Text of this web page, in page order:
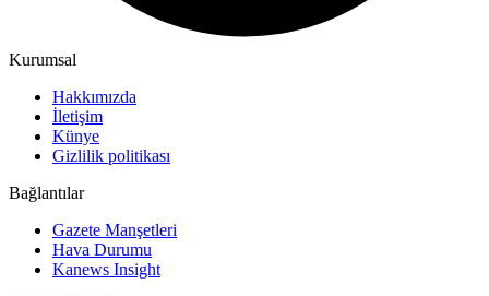
Kurumsal
Hakkımızda
İletişim
Künye
Gizlilik politikası
Bağlantılar
Gazete Manşetleri
Hava Durumu
Kanews Insight